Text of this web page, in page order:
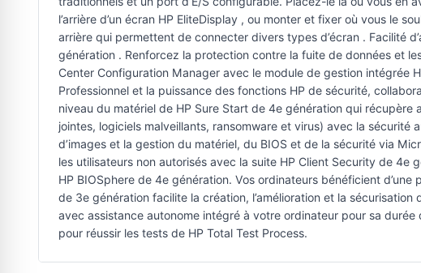
l’arrière d’un écran HP EliteDisplay , ou monter et fixer où vous le
arrière qui permettent de connecter divers types d’écran . Facilité
génération . Renforcez la protection contre la fuite de données et
Center Configuration Manager avec le module de gestion intégrée
Professionnel et la puissance des fonctions HP de sécurité,
niveau du matériel de HP Sure Start de 4e génération qui
jointes, logiciels malveillants, ransomware et virus) avec la sécurité
d’images et la gestion du matériel, du BIOS et de la sécurité via
les utilisateurs non autorisés avec la suite HP Client Security de
HP BIOSphere de 4e génération. Vos ordinateurs bénéficient
de 3e génération facilite la création, l’amélioration et la
avec assistance autonome intégré à votre ordinateur pour sa
pour réussir les tests de HP Total Test Process.